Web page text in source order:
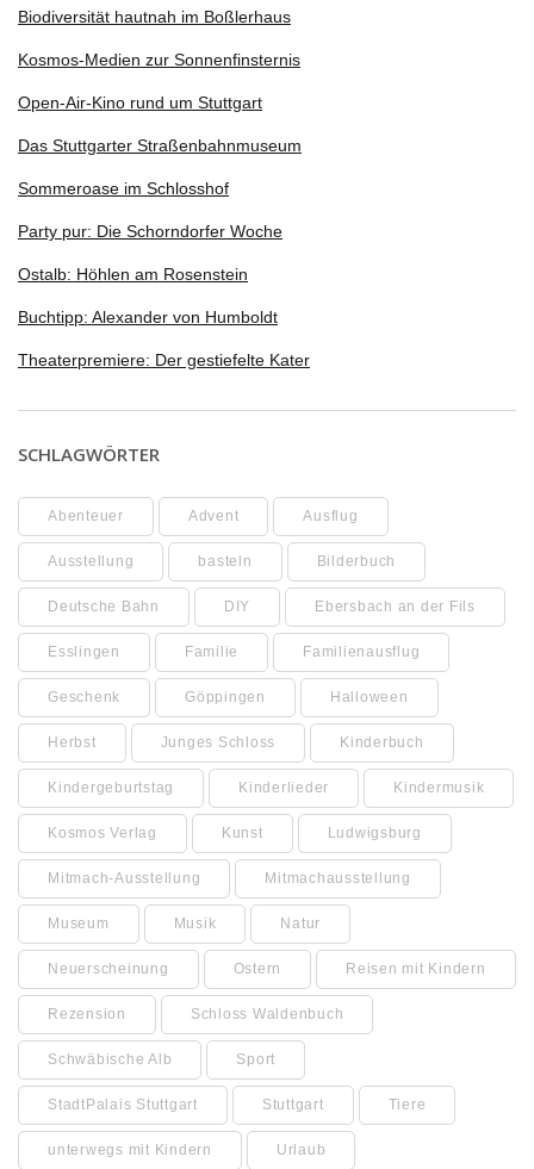
Biodiversität hautnah im Boßlerhaus
Kosmos-Medien zur Sonnenfinsternis
Open-Air-Kino rund um Stuttgart
Das Stuttgarter Straßenbahnmuseum
Sommeroase im Schlosshof
Party pur: Die Schorndorfer Woche
Ostalb: Höhlen am Rosenstein
Buchtipp: Alexander von Humboldt
Theaterpremiere: Der gestiefelte Kater
SCHLAGWÖRTER
Abenteuer Advent Ausflug
Ausstellung basteln Bilderbuch
Deutsche Bahn DIY Ebersbach an der Fils
Esslingen Familie Familienausflug
Geschenk Göppingen Halloween
Herbst Junges Schloss Kinderbuch
Kindergeburtstag Kinderlieder Kindermusik
Kosmos Verlag Kunst Ludwigsburg
Mitmach-Ausstellung Mitmachausstellung
Museum Musik Natur
Neuerscheinung Ostern Reisen mit Kindern
Rezension Schloss Waldenbuch
Schwäbische Alb Sport
StadtPalais Stuttgart Stuttgart Tiere
unterwegs mit Kindern Urlaub